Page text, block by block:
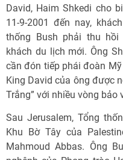
David, Haim Shkedi cho
11-9-2001 đến nay,
thống Bush phải thu
khách du lịch mới. Ông
cần đón tiếp phái đoàn
King David của ông được
Trắng” với nhiều vòng bảo
Sau Jerusalem, Tổng
Khu Bờ Tây của
Mahmoud Abbas. Ông